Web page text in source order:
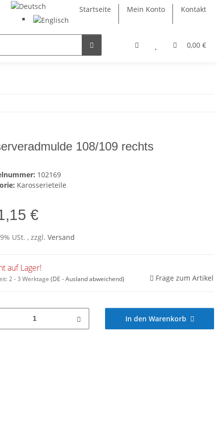
Startseite Mein Konto Kontakt
0,00 €
108/109 rechts
102169
Karosserieteile
€
USt. , zzgl. Versand
auf Lager!
2 - 3 Werktage (DE - Ausland abweichend) Frage zum Artikel
In den Warenkorb